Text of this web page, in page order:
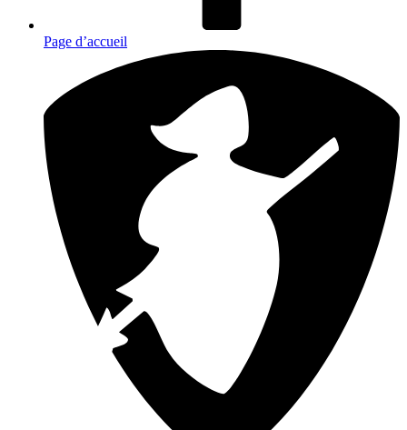
Page d’accueil